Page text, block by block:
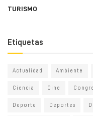
TURISMO
Etiquetas
Actualidad Ambiente
Ciencia Cine
Deporte Deportes